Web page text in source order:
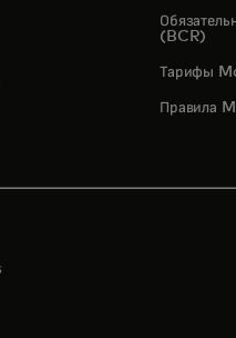
tab
in a new tab
(BCR)
Тарифы
Правила